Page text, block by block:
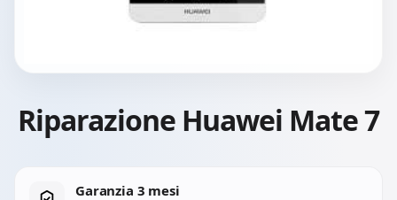
Riparazione Huawei Mate 7
Garanzia 3 mesi